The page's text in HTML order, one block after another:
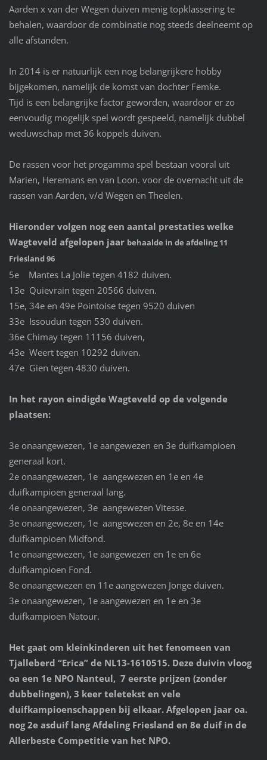
Aarden x van der Wegen duiven menig topklassering te
behalen, waardoor de combinatie nog steeds deelneemt op
alle afstanden.
In 2014 is er natuurlijk een nog belangrijkere hobby
bijgekomen, namelijk de komst van dochter Femke.
Tijd is een belangrijke factor geworden, waardoor er zo
eenvoudig mogelijk spel wordt gespeeld, namelijk dubbel
weduwschap met 36 koppels duiven.
De rassen voor het progamma spel bestaan vooral uit
Marien, Heremans en van Loon. voor de overnacht uit de
rassen van Aarden, v/d Wegen en Theelen.
Hieronder volgen nog een aantal prestaties welke
Wagteveld afgelopen jaar behaalde in de afdeling 11
Friesland 96
5e Mantes La Jolie tegen 4182 duiven.
13e Quievrain tegen 20566 duiven.
15e, 34e en 49e Pointoise tegen 9520 duiven
33e Issoudun tegen 530 duiven.
36e Chimay tegen 11156 duiven,
43e Weert tegen 10292 duiven.
47e Gien tegen 4830 duiven.
In het rayon eindigde Wagteveld op de volgende
plaatsen:
3e onaangewezen, 1e aangewezen en 3e duifkampioen
generaal kort.
2e onaangewezen, 1e aangewezen en 1e en 4e
duifkampioen generaal lang.
4e onaangewezen, 3e aangewezen Vitesse.
3e onaangewezen, 1e aangewezen en 2e, 8e en 14e
duifkampioen Midfond.
1e onaangewezen, 1e aangewezen en 1e en 6e
duifkampioen Fond.
8e onaangewezen en 11e aangewezen Jonge duiven.
3e onaangewezen, 1e aangewezen en 1e en 3e
duifkampioen Natour.
Het gaat om kleinkinderen uit het fenomeen van
Tjalleberd “Erica” de NL13-1610515. Deze duivin vloog
oa een 1e NPO Nanteul, 7 eerste prijzen (zonder
dubbelingen), 3 keer teletekst en vele
duifkampioenschappen bij elkaar. Afgelopen jaar oa.
nog 2e asduif lang Afdeling Friesland en 8e duif in de
Allerbeste Competitie van het NPO.